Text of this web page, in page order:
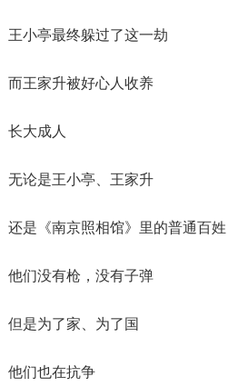
王小亭最终躲过了这一劫
而王家升被好心人收养
长大成人
无论是王小亭、王家升
还是《南京照相馆》里的普通百姓
他们没有枪，没有子弹
但是为了家、为了国
他们也在抗争